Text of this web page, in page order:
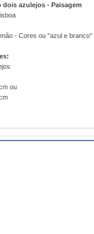
dois azulejos - Paisagem
- Cores ou "azul e branco"
ou